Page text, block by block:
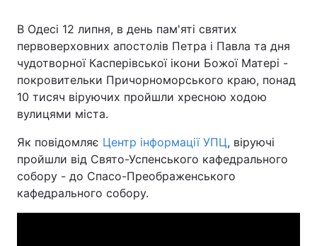
Головна Війна
Економіка Світ
Спорт
Техно і зв'язок
В Одесі 12 липня, в день пам'яті святих
первоверховних апостолів Петра і Павла та дня
чудотворної Касперівської ікони Божої Матері -
покровительки Причорноморського краю, понад
10 тисяч віруючих пройшли хресною ходою
вулицями міста.
Як повідомляє Центр інформації УПЦ, віруючі
пройшли від Свято-Успенського кафедрального
собору - до Спасо-Преображенського
кафедрального собору.